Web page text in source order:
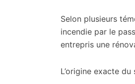
Selon plusieurs
incendie par le
entrepris une
L’origine exacte